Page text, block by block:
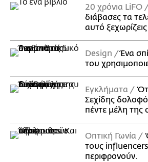
20 χρόνια LiFO
διάβασες τα
αυτό ξεχωρίζεις
Design
Ένα
του
Εγκλήματα
Σεχίδης
πέντε μέλη της
Οπτική Γωνία
τους
περιφρονούν.